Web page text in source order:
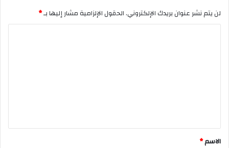
لن يتم نشر عنوان بريدك الإلكتروني.الحقول الإلزامية مشار إليها بـ*
*
الاسم*